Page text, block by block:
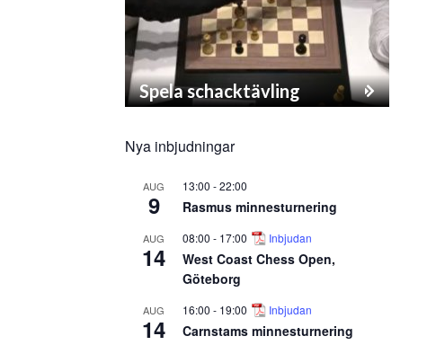
Spela schacktävling
Nya inbjudningar
AUG
9
13:00 -22:00
Rasmus minnesturnering
AUG
14
08:00 - 17:00 Inbjudan
West Coast Chess Open,
Göteborg
AUG
14
16:00 - 19:00 Inbjudan
Carnstams minnesturnering